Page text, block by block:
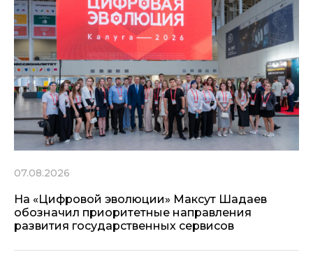
07.08.2026
На «Цифровой эволюции» Максут Шадаев
обозначил приоритетные направления
развития государственных сервисов